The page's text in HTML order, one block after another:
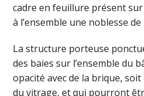
cadre en feuillure présent
à l’ensemble une noblesse
La structure porteuse
des baies sur l’ensemble du
opacité avec de la brique,
du vitrage, et qui pourront